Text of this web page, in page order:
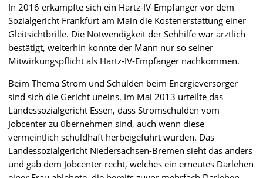
In 2016 erkämpfte sich ein Hartz-IV-Empfänger vor dem
Sozialgericht Frankfurt am Main die Kostenerstattung einer
Gleitsichtbrille. Die Notwendigkeit der Sehhilfe war ärztlich
bestätigt, weiterhin konnte der Mann nur so seiner
Mitwirkungspflicht als Hartz-IV-Empfänger nachkommen.
Beim Thema Strom und Schulden beim Energieversorger
sind sich die Gericht uneins. Im Mai 2013 urteilte das
Landessozialgericht Essen, dass Stromschulden vom
Jobcenter zu übernehmen sind, auch wenn diese
vermeintlich schuldhaft herbeigeführt wurden. Das
Landessozialgericht Niedersachsen-Bremen sieht das anders
und gab dem Jobcenter recht, welches ein erneutes Darlehen